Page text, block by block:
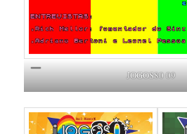
JOGOS80 09